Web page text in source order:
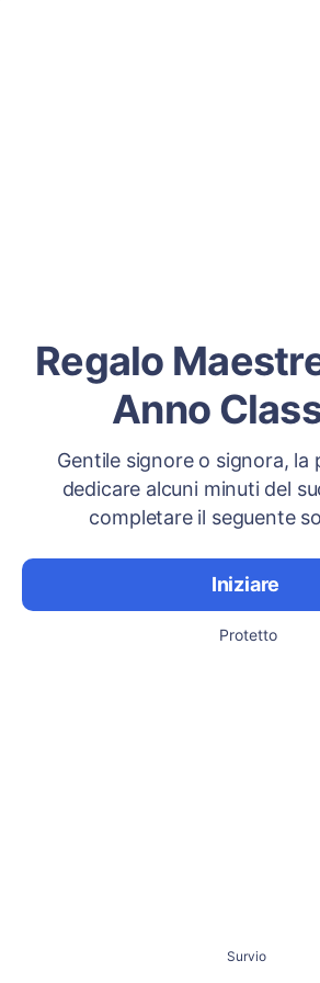
Regalo
Anno
Gentile signore o signora, la
dedicare alcuni minuti del
completare il seguente
Iniziare
Protetto
Survio